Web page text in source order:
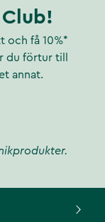
och få 10%*
du förtur till
annat.